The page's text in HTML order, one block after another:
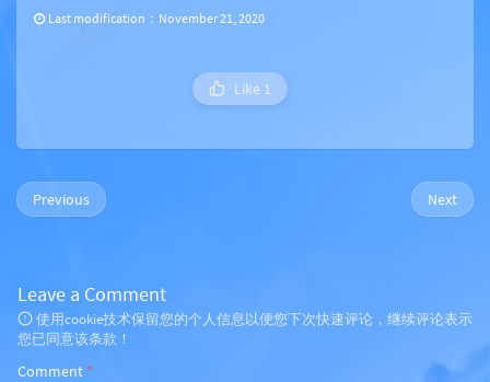
Last modification：November 21, 2020
Like 1
Next
Previous
Leave a Comment
使用cookie技术保留您的个人信息以便您下次快速评论，继续评论表示
您已同意该条款！
Comment *